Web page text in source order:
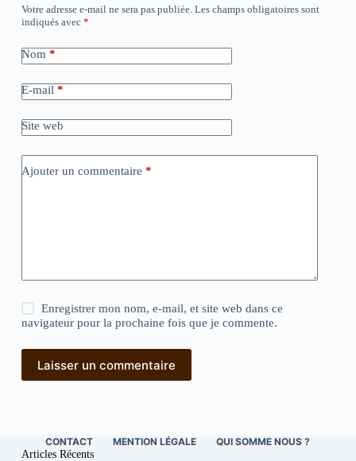
Votre adresse e-mail ne sera pas publiée. Les champs obligatoires sont
indiqués avec *
Nom*
E-mail*
Site web
Ajouter un commentaire *
Enregistrer mon nom, e-mail, et site web dans ce
navigateur pour la prochaine fois que je commente.
Laisser un commentaire
CONTACT MENTION LÉGALE QUI SOMME NOUS ?
Articles Récents